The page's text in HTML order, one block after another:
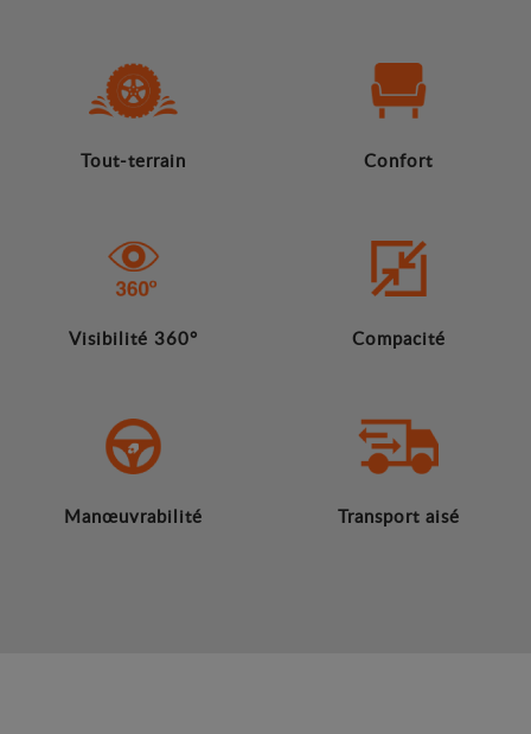
Tout-terrain Confort
Visibilité 360° Compacité
Manœuvrabilité Transport aisé